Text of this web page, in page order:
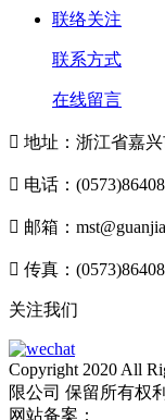
联络关注
联系方式
在线留言
 地址：浙江省嘉
 电话：
 邮箱：
 传真：
关注我们
Copyright 2020 All
限公司 保留所有权利
网站备案：